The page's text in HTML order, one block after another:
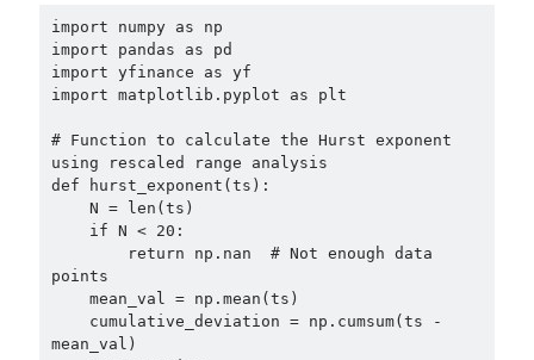
import numpy as np
import pandas as pd
import yfinance as yf
import matplotlib.pyplot as plt
# Function to calculate the Hurst exponent
using rescaled range analysis
def hurst_exponent(ts):
points
mean_val)